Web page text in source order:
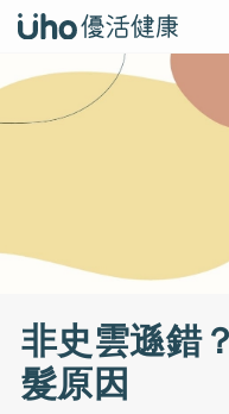
非史雲遜錯
髮原因